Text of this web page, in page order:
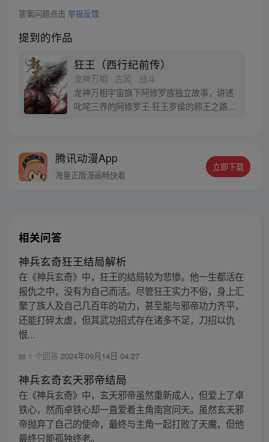
答案问题点击 举报反馈
提到的作品
狂王（西行纪前传）
龙神万相 · 古风 · 战斗
龙神万相宇宙旗下阿修罗族独立故事，讲述
叱咤三界的阿修罗王·狂王罗侯的称王之路。
有鱼最终背负挚友的信念成为阿修罗王—狂
王，更名罗侯。天界与阿修罗的百年大战随
腾讯动漫App
海量正版漫画畅快看
立即下载
相关问答
神兵玄奇狂王结局解析
在《神兵玄奇》中，狂王的结局较为悲惨。他一生都活在
报仇之中，没有为自己而活。尽管狂王实力不俗，身上汇
聚了族人及自己几百年的功力，甚至能与邪帝功力齐平，
还能打碎太虚，但其武功招式存在诸多不足，刀招以仇
恨...
1 个回答 2024年09月14日 04:27
神兵玄奇玄天邪帝结局
在《神兵玄奇》中，玄天邪帝虽然重新成人，但爱上了卓
铁心，然而卓铁心却一直爱着主角南宫问天。虽然玄天邪
帝抛弃了自己的使命，最终与主角一起打败了天魔，但他
最终只能孤独终老。